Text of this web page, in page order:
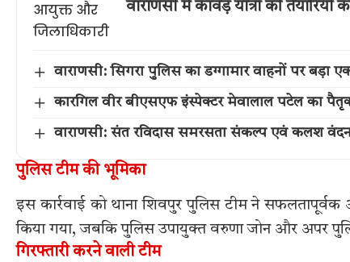
वाराणसी में कांवड़ यात्रा की
वाराणसी: सिगरा पुलिस का डग्गामार वाहनों पर
कारगिल वीर बीएसएफ इंस्पेक्टर मेवालाल पटेल का
वाराणसी: संत रविदास समरसता संकल्प एवं कलश
पुलिस टीम की भूमिका
इस कार्रवाई को थाना शिवपुर पुलिस टीम ने
किया गया, जबकि पुलिस उपायुक्त वरुणा जोन और अपर
गिरफ्तारी करने वाली टीम